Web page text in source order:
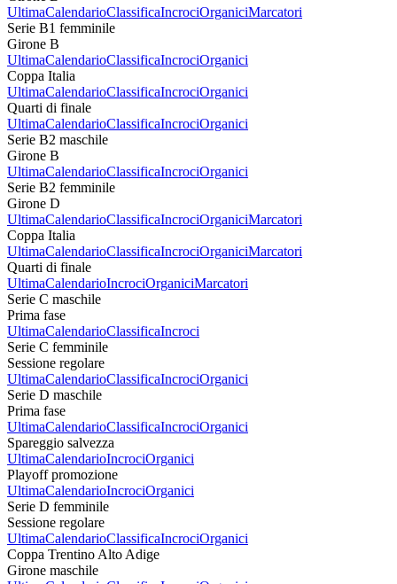
UltimaCalendarioClassificaIncrociOrganiciMarcatori
Serie B1 femminile
Girone B
UltimaCalendarioClassificaIncrociOrganici
Coppa Italia
UltimaCalendarioClassificaIncrociOrganici
Quarti di finale
UltimaCalendarioClassificaIncrociOrganici
Serie B2 maschile
Girone B
UltimaCalendarioClassificaIncrociOrganici
Serie B2 femminile
Girone D
UltimaCalendarioClassificaIncrociOrganiciMarcatori
Coppa Italia
UltimaCalendarioClassificaIncrociOrganiciMarcatori
Quarti di finale
UltimaCalendarioIncrociOrganiciMarcatori
Serie C maschile
Prima fase
UltimaCalendarioClassificaIncroci
Serie C femminile
Sessione regolare
UltimaCalendarioClassificaIncrociOrganici
Serie D maschile
Prima fase
UltimaCalendarioClassificaIncrociOrganici
Spareggio salvezza
UltimaCalendarioIncrociOrganici
Playoff promozione
UltimaCalendarioIncrociOrganici
Serie D femminile
Sessione regolare
UltimaCalendarioClassificaIncrociOrganici
Coppa Trentino Alto Adige
Girone maschile